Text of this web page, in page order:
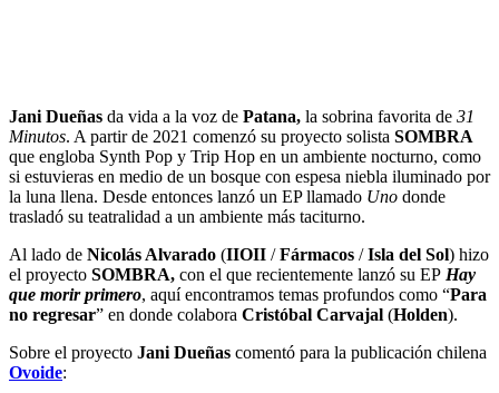
Jani Dueñas da vida a la voz de Patana, la sobrina favorita de 31
Minutos. A partir de 2021 comenzó su proyecto solista SOMBRA
que engloba Synth Pop y Trip Hop en un ambiente nocturno, como
si estuvieras en medio de un bosque con espesa niebla iluminado por
la luna llena. Desde entonces lanzó un EP llamado Uno donde
trasladó su teatralidad a un ambiente más taciturno.
Al lado de Nicolás Alvarado (IIOII /Fármacos /Isla del Sol) hizo
el proyecto SOMBRA, con el que recientemente lanzó su EP Hay
que morir primero, aquí encontramos temas profundos como “Para
no regresar” en donde colabora Cristóbal Carvajal (Holden).
Sobre el proyecto Jani Dueñas comentó para la publicación chilena
Ovoide: